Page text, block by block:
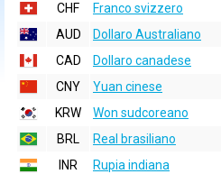
CHF
Franco svizzero
AUD
Dollaro Australiano
CAD
Dollaro canadese
CNY
Yuan cinese
KRW
Won sudcoreano
BRL
Real brasiliano
INR
Rupia indiana